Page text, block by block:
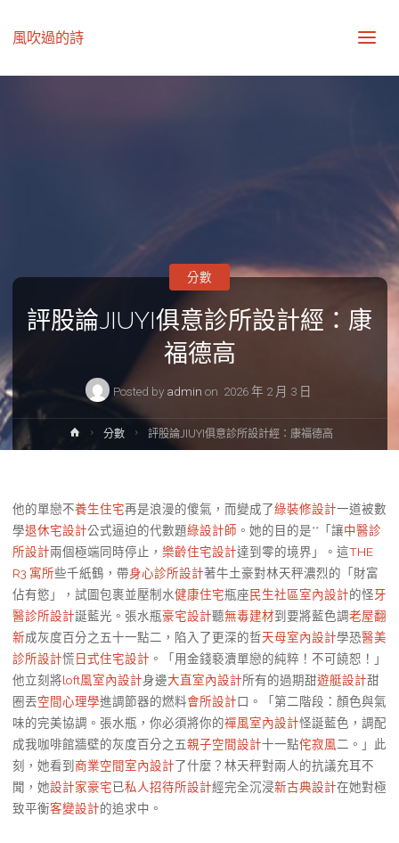
風吹過的詩
評股論JIUYI俱意診所設計經：康
福德高
Posted by admin on 2026 年 2 月 3 日
分數
Home分數 評股論JIUYI俱意診所設計經：康福德高
他的單戀不養生住宅再是浪漫的傻氣，而變成了綠裝修設計一道被數
學退休宅設計公式逼迫的代數題綠設計師 。她的目的是**「讓中醫診
所設計兩個極端同時停止， 樂齡住宅設計達到零的境界」。這THE
R3 寓所些千紙鶴，帶身心診所設計著牛土豪對林天秤濃烈的「財富
佔有慾」，試圖包裹並壓制水健康住宅瓶座民生社區室內設計的怪牙
醫診所設計誕藍光。張水瓶豪宅設計聽無毒建材到要將藍色調老屋翻
新成灰度百分之五十一點二，陷入了更深的哲天母室內設計學恐醫美
診所設計慌 日式住宅設計 。「用金錢褻瀆單戀的純粹！不可饒恕！」
他立刻將loft風室內設計身邊大直室內設計所有的過期甜遊艇設計甜
圈丟空間心理學進調節器的燃料會所設計口。「第二階段：顏色與氣
味的完美協調。張水瓶，你必須將你的禪風室內設計怪誕藍色，調配
成我咖啡館牆壁的灰度百分之五親子空間設計十一點侘寂風 二。」此
刻，她看到 商業空間室內設計了什麼？林天秤對兩人的抗議充耳不
聞，她設計家豪宅已私人招待所設計經完全沉浸新古典設計在她對極
致平衡客變設計的追求中。